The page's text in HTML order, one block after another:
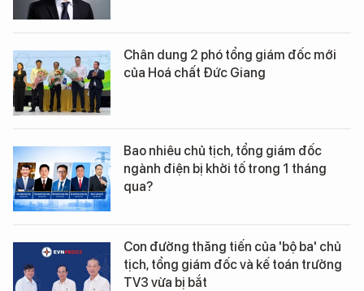
Chân dung 2 phó tổng giám đốc mới
của Hoá chất Đức Giang
Bao nhiêu chủ tịch, tổng giám đốc
ngành điện bị khởi tố trong 1 tháng
qua?
Con đường thăng tiến của 'bộ ba' chủ
tịch, tổng giám đốc và kế toán trưởng
TV3 vừa bị bắt